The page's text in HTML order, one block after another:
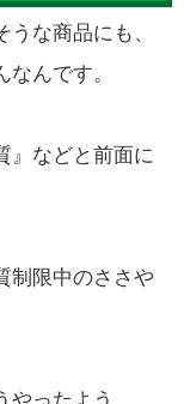
な商品にも、
んです。
』などと前面に
制限中のささや